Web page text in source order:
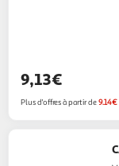
9,13€
Plus d'offres à partir de9.14€